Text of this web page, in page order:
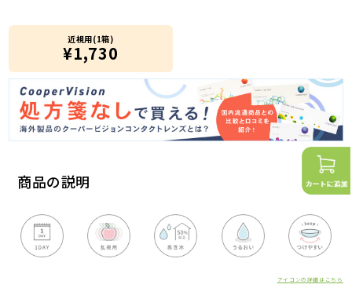
商品の説明
アイコンの詳細はこちら
近視用(1箱)
¥1,730